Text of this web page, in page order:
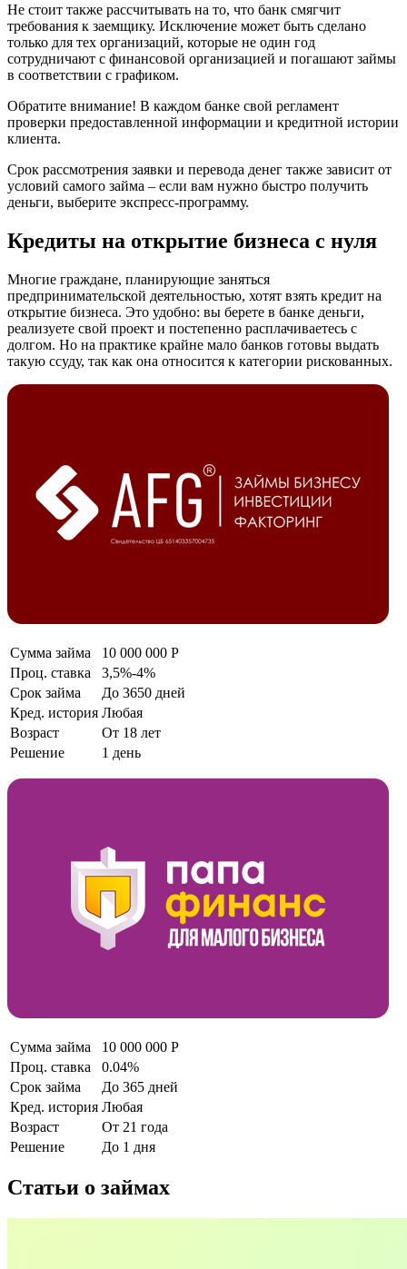
Не стоит также рассчитывать на то, что банк смягчит
требования к заемщику. Исключение может быть сделано
только для тех организаций, которые не один год
сотрудничают с финансовой организацией и погашают займы
в соответствии с графиком.
Обратите внимание! В каждом банке свой регламент
проверки предоставленной информации и кредитной истории
клиента.
Срок рассмотрения заявки и перевода денег также зависит от
условий самого займа – если вам нужно быстро получить
деньги, выберите экспресс-программу.
Кредиты на открытие бизнеса с нуля
Многие граждане, планирующие заняться
предпринимательской деятельностью, хотят взять кредит на
открытие бизнеса. Это удобно: вы берете в банке деньги,
реализуете свой проект и постепенно расплачиваетесь с
долгом. Но на практике крайне мало банков готовы выдать
такую ссуду, так как она относится к категории рискованных.
Сумма займа
10 000 000 Р
Проц. ставка
3,5%-4%
Срок займа
До 3650 дней
Кред. история Любая
Возраст
От 18 лет
Решение
1 день
Сумма займа
10 000 000 Р
Проц. ставка
0.04%
Срок займа
До 365 дней
Кред. история Любая
Возраст
От 21 года
Решение
До 1 дня
Статьи о займах